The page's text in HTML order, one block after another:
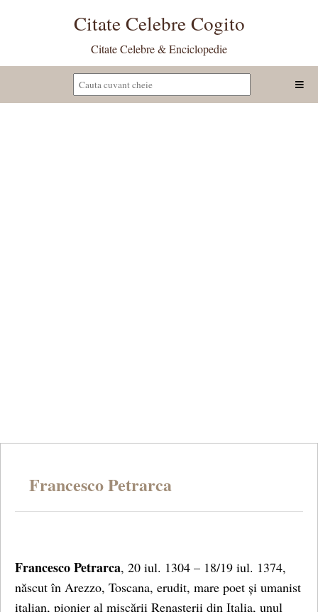
Citate Celebre Cogito
Citate Celebre & Enciclopedie
Francesco Petrarca
Francesco Petrarca, 20 iul. 1304 – 18/19 iul. 1374,
născut în Arezzo, Toscana, erudit, mare poet și umanist
italian, pionier al mișcării Renașterii din Italia, unul